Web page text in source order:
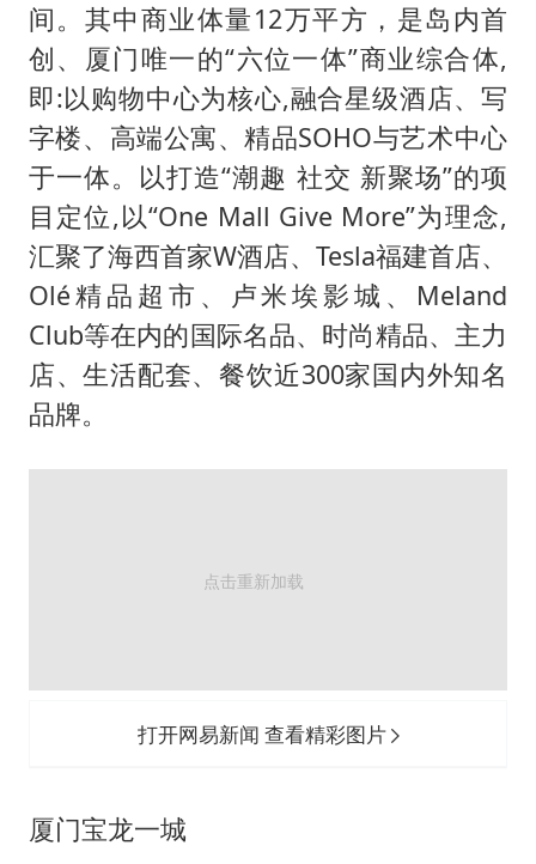
间。其中商业体量12万平方，是岛内首
创、厦门唯一的“六位一体”商业综合体,
即:以购物中心为核心,融合星级酒店、写
字楼、高端公寓、精品SOHO与艺术中心
于一体。以打造“潮趣 社交 新聚场”的项
目定位,以“One Mall Give More”为理念,
汇聚了海西首家W酒店、Tesla福建首店、
Olé精品超市、卢米埃影城、Meland
Club等在内的国际名品、时尚精品、主力
店、生活配套、餐饮近300家国内外知名
品牌。
打开网易新闻 查看精彩图片
厦门宝龙一城